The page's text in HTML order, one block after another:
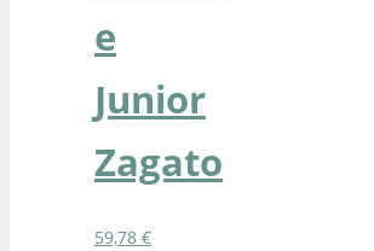
e
Junior
Zagato
59,78 €